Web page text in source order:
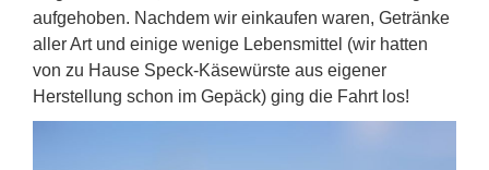
aufgehoben. Nachdem wir einkaufen waren, Getränke
aller Art und einige wenige Lebensmittel (wir hatten
von zu Hause Speck-Käsewürste aus eigener
Herstellung schon im Gepäck) ging die Fahrt los!